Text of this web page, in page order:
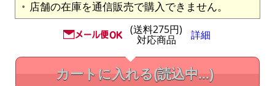
店舗の在庫を通信販売で購入できません。
(送料275円)
対応商品 詳細
カートに入れる(読込中...)